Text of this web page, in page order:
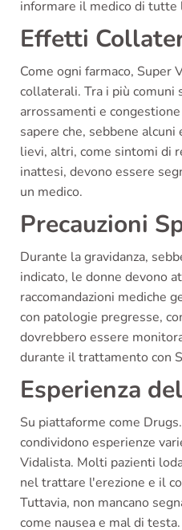
informare il medico di tutte
Effetti
Come ogni farmaco, Super
collaterali. Tra i più comuni
arrossamenti e
sapere che, sebbene
lievi, altri, come sintomi di
inattesi, devono essere
un medico.
Precauzioni
Durante la gravidanza,
indicato, le donne devono
raccomandazioni mediche
con patologie pregresse,
dovrebbero essere
durante il trattamento con
Esperienza
Su piattaforme come
condividono esperienze
Vidalista. Molti pazienti
nel trattare l'erezione e il
Tuttavia, non mancano
come nausea e mal di